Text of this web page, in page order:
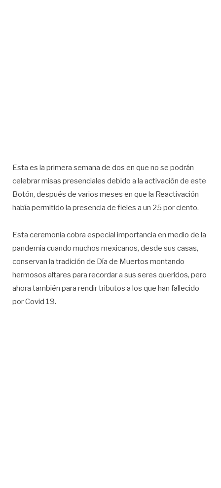
Esta es la primera semana de dos en que no se podrán
celebrar misas presenciales debido a la activación de este
Botón, después de varios meses en que la Reactivación
había permitido la presencia de fieles a un 25 por ciento.
Esta ceremonia cobra especial importancia en medio de la
pandemia cuando muchos mexicanos, desde sus casas,
conservan la tradición de Día de Muertos montando
hermosos altares para recordar a sus seres queridos, pero
ahora también para rendir tributos a los que han fallecido
por Covid 19.